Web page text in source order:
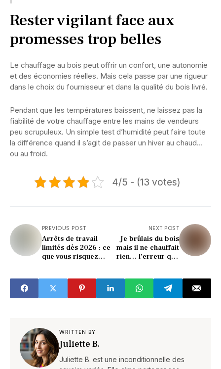
Rester vigilant face aux
promesses trop belles
Le chauffage au bois peut offrir un confort, une autonomie
et des économies réelles. Mais cela passe par une rigueur
dans le choix du fournisseur et dans la qualité du bois livré.
Pendant que les températures baissent, ne laissez pas la
fiabilité de votre chauffage entre les mains de vendeurs
peu scrupuleux. Un simple test d’humidité peut faire toute
la différence quand il s’agit de passer un hiver au chaud…
ou au froid.
4/5 - (13 votes)
PREVIOUS POST
Arrêts de travail
limités dès 2026 : ce
que vous risquez
NEXT POST
Je brûlais du bois
mais il ne chauffait
rien… l’erreur que
WRITTEN BY
Juliette B.
Juliette B. est une inconditionnelle des